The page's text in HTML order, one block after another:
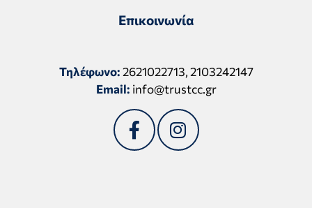
Επικοινωνία
Τηλέφωνο:2621022713,2103242147
Email: info@trustcc.gr